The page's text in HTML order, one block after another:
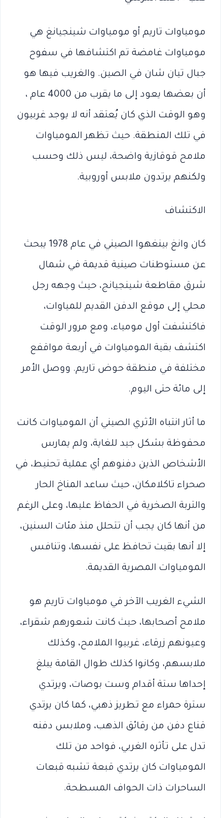
مومياوات تاريم أو مومياوات شينجيانغ هي
مومياوات غامضة تم اكتشافها في سفوح
جبال تيان شان في الصين. والغريب فيها هو
أن بعضها يعود إلى ما يقرب من 4000 عام ،
وهو الوقت الذي كان يُعتقد أنه لا يوجد غربيون
في تلك المنطقة. حيث تظهر المومياوات
ملامح قوقازية واضحة، ليس ذلك وحسب
ولكنهم يرتدون ملابس أوروبية.
الاكتشاف
كان وانغ بينغهوا الصيني في عام 1978 يبحث
عن مستوطنات صينية قديمة في شمال
شرق مقاطعة شينجيانج، حيث وجهه رجل
محلي إلى موقع الدفن القديم للمياوات،
فاكتشفت أول مومياء، ومع مرور الوقت
اكتشف بقية المومياوات في أربعة مواقفع
مختلفة في منطقة حوض تاريم. ووصل الأمر
إلى مائة حتى اليوم.
ما أثار انتباه الأثري الصيني أن المومياوات كانت
محفوظة بشكل جيد للغاية، ولم يمارس
الأشخاص الذين دفنوهم أي عملية تحنيط، في
صحراء تاكلامكان، حيث ساعد المناخ الحار
والتربة الصخرية في الحفاظ عليها، وعلى الرغم
من أنها كان يجب أن تتحلل منذ مئات السنين،
إلا أنها بقيت تحافظ على نفسها، وتنافس
المومياوات المصرية القديمة.
الشيء الغريب الآخر في مومياوات تاريم هو
ملامح أصحابها، حيث كانت شعورهم شقراء،
وعيونهم زرقاء، غربيوا الملامح، وكذلك
ملابسهم، وكانوا كذلك طوال القامة يبلغ
إحداها ستة أقدام وست بوصات، ويرتدي
سترة حمراء مع تطريز ذهبي، كما كان يرتدي
قناع دفن من رقائق الذهب، وملابس دفنه
تدل على تأثره الغربي، فواحد من تلك
المومياوات كان يرتدي قبعة تشبه قبعات
الساحرات ذات الحواف المسطحة.